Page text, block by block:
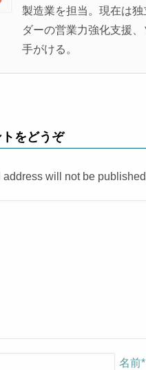
製造業を担当。現在は
ダーの営業力強化支援
手がける。
をどうぞ
address will not be
名前*